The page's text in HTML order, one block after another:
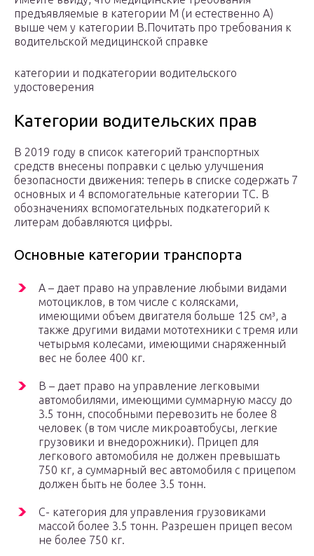
предъявляемые в категории M (и естественно A)
выше чем у категории B.Почитать про требования к
водительской медицинской справке
категории и подкатегории водительского
удостоверения
Категории водительских прав
В 2019 году в список категорий транспортных
средств внесены поправки с целью улучшения
безопасности движения: теперь в списке содержать 7
основных и 4 вспомогательные категории ТС. В
обозначениях вспомогательных подкатегорий к
литерам добавляются цифры.
Основные категории транспорта
A – дает право на управление любыми видами
мотоциклов, в том числе с колясками,
имеющими объем двигателя больше 125 см³, а
также другими видами мототехники с тремя или
четырьмя колесами, имеющими снаряженный
вес не более 400 кг.
B – дает право на управление легковыми
автомобилями, имеющими суммарную массу до
3.5 тонн, способными перевозить не более 8
человек (в том числе микроавтобусы, легкие
грузовики и внедорожники). Прицеп для
легкового автомобиля не должен превышать
750 кг, а суммарный вес автомобиля с прицепом
должен быть не более 3.5 тонн.
C- категория для управления грузовиками
массой более 3.5 тонн. Разрешен прицеп весом
не более 750 кг.